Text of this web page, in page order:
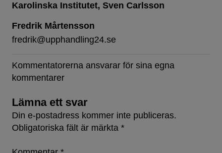
Karolinska Institutet Sven Carlsson
Fredrik Mårtensson
fredrik@upphandling24.se
Kommentatorerna ansvarar för sina egna
kommentarer
Lämna ett svar
Din e-postadress kommer inte publiceras.
Obligatoriska fält är märkta *